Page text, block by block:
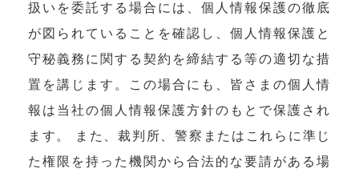
扱いを委託する場合には、個人情報保護の徹底
が図られていることを確認し、個人情報保護と
守秘義務に関する契約を締結する等の適切な措
置を講じます。この場合にも、皆さまの個人情
報は当社の個人情報保護方針のもとで保護され
ます。 また、裁判所、警察またはこれらに準じ
た権限を持った機関から合法的な要請がある場